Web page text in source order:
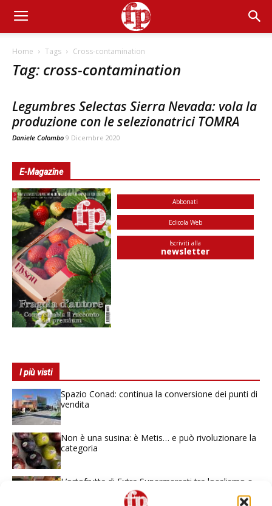
Home Tags Cross-contamination
Tag: cross-contamination
Legumbres Selectas Sierra Nevada: vola la
produzione con le selezionatrici TOMRA
Daniele Colombo 9 Dicembre 2020
E-Magazine
Abbonati
Edicola Web
Iscriviti alla
newsletter
I più visti
Spazio Conad: continua la conversione dei punti di
vendita
Non è una susina: è Metis… e può rivoluzionare la
categoria
L’ortofrutta di Extra Supermercati tra localismo e
Ai #Repartofresh